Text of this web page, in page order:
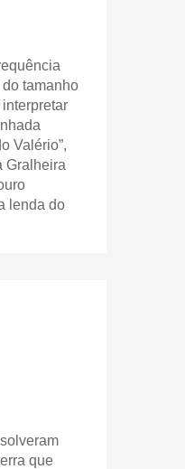
tamanho
Valério”,
Gralheira
lenda do
que